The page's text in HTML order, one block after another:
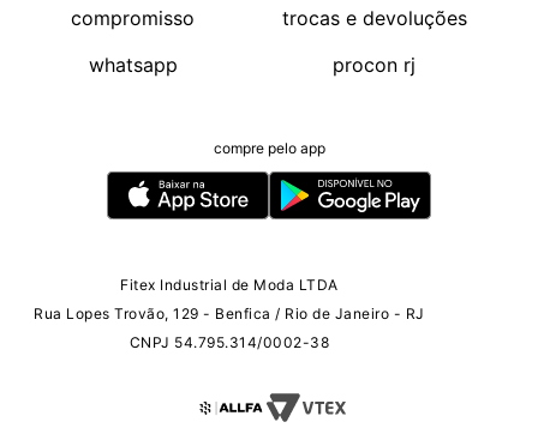
compromisso
whatsapp
trocas e devoluções
procon rj
compre pelo app
Fitex Industrial de Moda LTDA
Rua Lopes Trovão, 129 - Benfica / Rio de Janeiro - RJ
CNPJ 54.795.314/0002-38